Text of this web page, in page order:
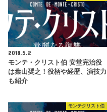
2018.5.2
モンテ・クリスト伯 安堂完治役
は葉山奨之！役柄や経歴、演技力
も紹介
モンテクリスト伯